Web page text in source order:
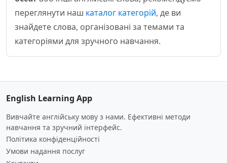
переглянути наш каталог категорій, де ви
знайдете слова, організовані за темами та
категоріями для зручного навчання.
English Learning App
Вивчайте англійську мову з нами. Ефективні методи
навчання та зручний інтерфейс.
Політика конфіденційності
Умови надання послуг